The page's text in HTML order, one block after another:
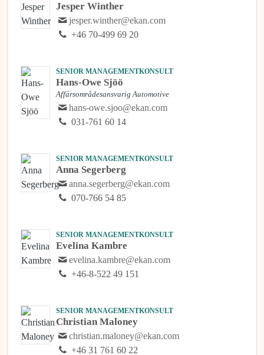
Jesper Winther
jesper.winther@ekan.com
+46 70-499 69 20
SENIOR MANAGEMENTKONSULT
Hans-Owe Sjöö
Affärsområdesansvarig Automotive
hans-owe.sjoo@ekan.com
031-761 60 14
SENIOR MANAGEMENTKONSULT
Anna Segerberg
anna.segerberg@ekan.com
070-766 54 85
SENIOR MANAGEMENTKONSULT
Evelina Kambre
evelina.kambre@ekan.com
+46-8-522 49 151
SENIOR MANAGEMENTKONSULT
Christian Maloney
christian.maloney@ekan.com
+46 31 761 60 22